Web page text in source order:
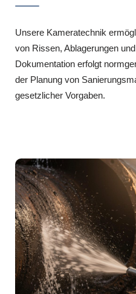
Unsere Kameratechnik
von Rissen, Ablagerungen
Dokumentation erfolgt
der Planung von
gesetzlicher Vorgaben.